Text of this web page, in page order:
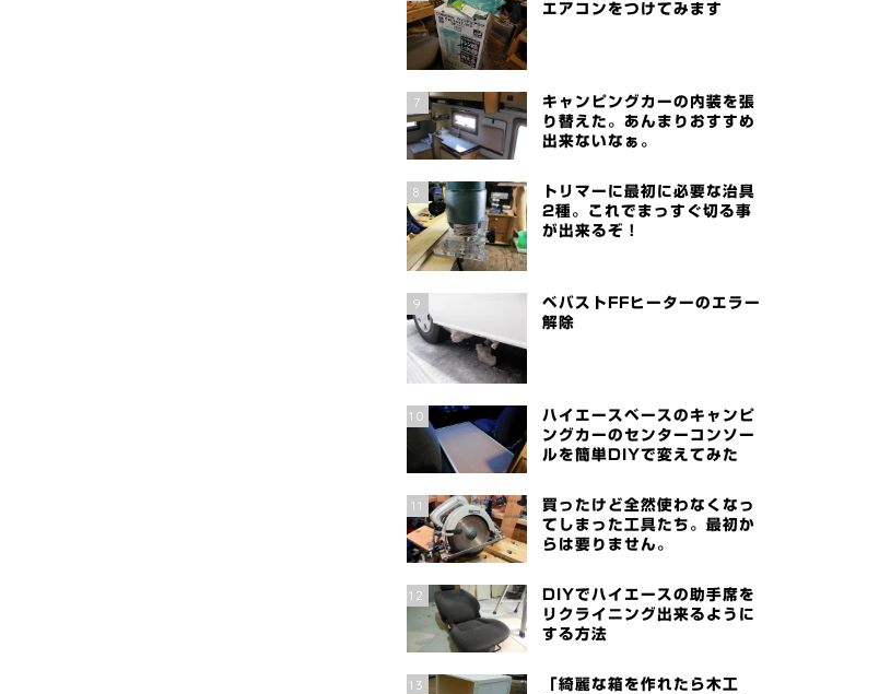
エアコンをつけてみます
7
キャンピングカーの内装を張
り替えた。あんまりおすすめ
出来ないなぁ。
8
トリマーに最初に必要な治具
2種。これでまっすぐ切る事
が出来るぞ！
9
ベバストFFヒーターのエラー
解除
10
ハイエースベースのキャンピ
ングカーのセンターコンソー
ルを簡単DIYで変えてみた
11
買ったけど全然使わなくなっ
てしまった工具たち。最初か
らは要りません。
12
DIYでハイエースの助手席を
リクライニング出来るように
する方法
13
「綺麗な箱を作れたら木工